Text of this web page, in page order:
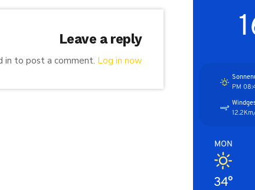
Leave a reply
in to post a comment. Log in now
08:48
MON
34°